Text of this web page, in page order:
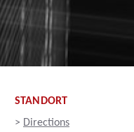
STANDORT
> Directions